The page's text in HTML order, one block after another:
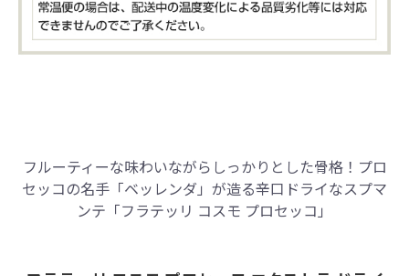
フルーティーな味わいながらしっかりとした骨格！ プロ
セッコの名手「ベッレンダ」が造る辛口ドライなスプマ
ンテ「フラテッリ コスモ プロセッコ」